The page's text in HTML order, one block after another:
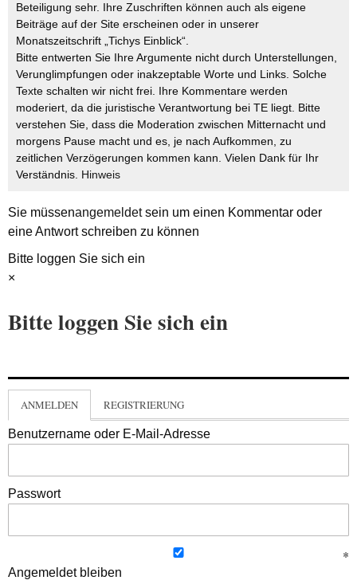
Beteiligung sehr. Ihre Zuschriften können auch als eigene
Beiträge auf der Site erscheinen oder in unserer
Monatszeitschrift „Tichys Einblick“.
Bitte entwerten Sie Ihre Argumente nicht durch Unterstellungen,
Verunglimpfungen oder inakzeptable Worte und Links. Solche
Texte schalten wir nicht frei. Ihre Kommentare werden
moderiert, da die juristische Verantwortung bei TE liegt. Bitte
verstehen Sie, dass die Moderation zwischen Mitternacht und
morgens Pause macht und es, je nach Aufkommen, zu
zeitlichen Verzögerungen kommen kann. Vielen Dank für Ihr
Verständnis. Hinweis
Sie müssenangemeldetsein um einen Kommentar oder
eine Antwort schreiben zu können
Bitte loggen Sie sich ein
×
Bitte loggen Sie sich ein
ANMELDEN REGISTRIERUNG
Benutzername oder E-Mail-Adresse
Passwort
Angemeldet bleiben